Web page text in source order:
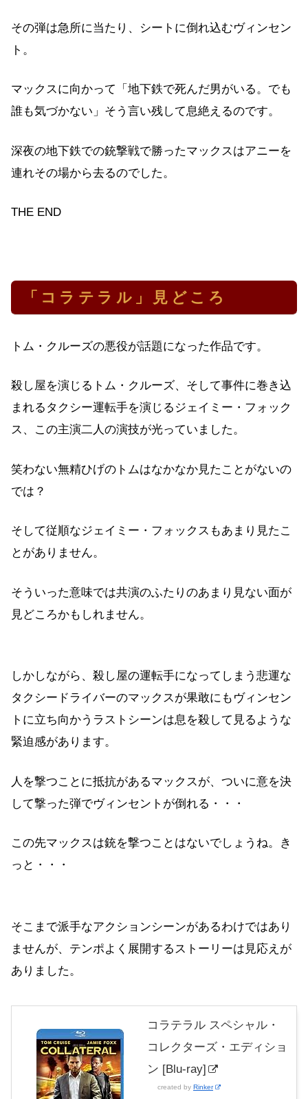
その弾は急所に当たり、シートに倒れ込むヴィンセン
ト。
マックスに向かって「地下鉄で死んだ男がいる。でも
誰も気づかない」そう言い残して息絶えるのです。
深夜の地下鉄での銃撃戦で勝ったマックスはアニーを
連れその場から去るのでした。
THE END
「コラテラル」見どころ
トム・クルーズの悪役が話題になった作品です。
殺し屋を演じるトム・クルーズ、そして事件に巻き込
まれるタクシー運転手を演じるジェイミー・フォック
ス、この主演二人の演技が光っていました。
笑わない無精ひげのトムはなかなか見たことがないの
では？
そして従順なジェイミー・フォックスもあまり見たこ
とがありません。
そういった意味では共演のふたりのあまり見ない面が
見どころかもしれません。
しかしながら、殺し屋の運転手になってしまう悲運な
タクシードライバーのマックスが果敢にもヴィンセン
トに立ち向かうラストシーンは息を殺して見るような
緊迫感があります。
人を撃つことに抵抗があるマックスが、ついに意を決
して撃った弾でヴィンセントが倒れる・・・
この先マックスは銃を撃つことはないでしょうね。き
っと・・・
そこまで派手なアクションシーンがあるわけではあり
ませんが、テンポよく展開するストーリーは見応えが
ありました。
コラテラル スペシャル・
コレクターズ・エディショ
ン [Blu-ray]
created by Rinker